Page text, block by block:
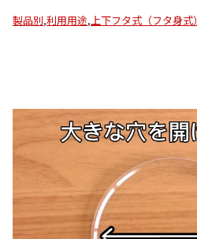
製品別,利用用途,上下フタ式（フタ身式）